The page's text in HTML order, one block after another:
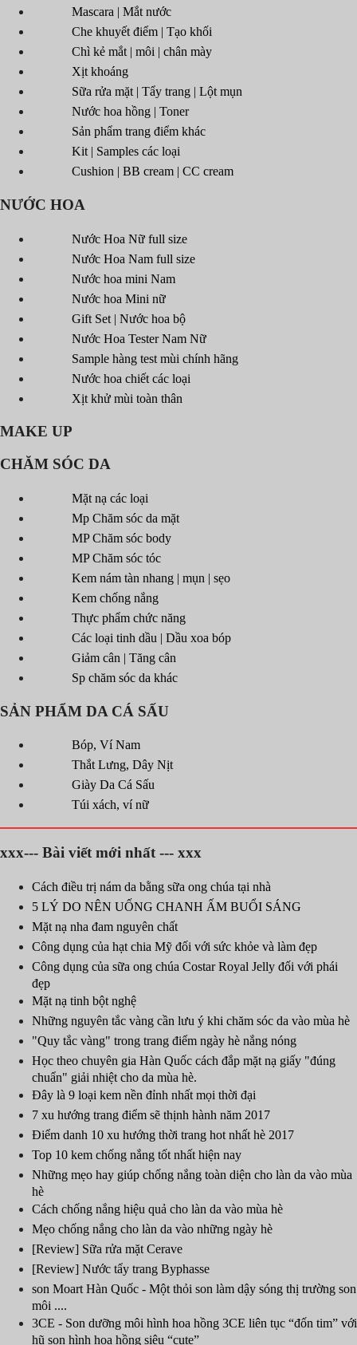
Mascara | Mắt nước
Che khuyết điểm | Tạo khối
Chì kẻ mắt | môi | chân mày
Xịt khoáng
Sữa rửa mặt | Tẩy trang | Lột mụn
Nước hoa hồng | Toner
Sản phẩm trang điểm khác
Kit | Samples các loại
Cushion | BB cream | CC cream
NƯỚC HOA
Nước Hoa Nữ full size
Nước Hoa Nam full size
Nước hoa mini Nam
Nước hoa Mini nữ
Gift Set | Nước hoa bộ
Nước Hoa Tester Nam Nữ
Sample hàng test mùi chính hãng
Nước hoa chiết các loại
Xịt khử mùi toàn thân
MAKE UP
CHĂM SÓC DA
Mặt nạ các loại
Mp Chăm sóc da mặt
MP Chăm sóc body
MP Chăm sóc tóc
Kem nám tàn nhang | mụn | sẹo
Kem chống nắng
Thực phẩm chức năng
Các loại tinh dầu | Dầu xoa bóp
Giảm cân | Tăng cân
Sp chăm sóc da khác
SẢN PHẨM DA CÁ SẤU
Bóp, Ví Nam
Thắt Lưng, Dây Nịt
Giày Da Cá Sấu
Túi xách, ví nữ
xxx--- Bài viết mới nhất --- xxx
Cách điều trị nám da bằng sữa ong chúa tại nhà
5 LÝ DO NÊN UỐNG CHANH ẤM BUỔI SÁNG
Mặt nạ nha đam nguyên chất
Công dụng của hạt chia Mỹ đối với sức khỏe và làm đẹp
Công dụng của sữa ong chúa Costar Royal Jelly đối với phái
đẹp
Mặt nạ tinh bột nghệ
Những nguyên tắc vàng cần lưu ý khi chăm sóc da vào mùa hè
"Quy tắc vàng" trong trang điểm ngày hè nắng nóng
Học theo chuyên gia Hàn Quốc cách đắp mặt nạ giấy "đúng
chuẩn" giải nhiệt cho da mùa hè.
Đây là 9 loại kem nền đỉnh nhất mọi thời đại
7 xu hướng trang điểm sẽ thịnh hành năm 2017
Điểm danh 10 xu hướng thời trang hot nhất hè 2017
Top 10 kem chống nắng tốt nhất hiện nay
Những mẹo hay giúp chống nắng toàn diện cho làn da vào mùa
hè
Cách chống nắng hiệu quả cho làn da vào mùa hè
Mẹo chống nắng cho làn da vào những ngày hè
[Review] Sữa rửa mặt Cerave
[Review] Nước tẩy trang Byphasse
son Moart Hàn Quốc - Một thỏi son làm dậy sóng thị trường son
môi ....
3CE - Son dưỡng môi hình hoa hồng 3CE liên tục “đốn tim” với
hũ son hình hoa hồng siêu “cute”